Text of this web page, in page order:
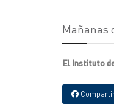
Mañanas
El Instituto